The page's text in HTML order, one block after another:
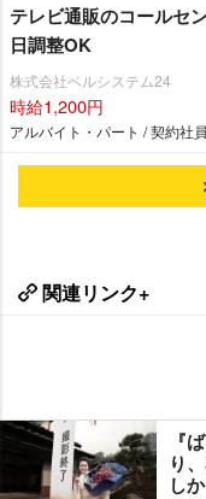
テレビ通販のコールセ
日調整OK
株式会社ベルシステム24
時給1,200円
アルバイト・パート / 契約社
関連リンク+
『
り
し